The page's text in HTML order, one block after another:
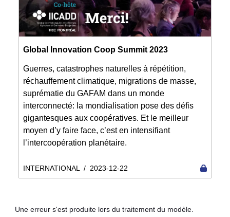
Global Innovation Coop Summit 2023
Guerres, catastrophes naturelles à répétition,
réchauffement climatique, migrations de masse,
suprématie du GAFAM dans un monde
interconnecté: la mondialisation pose des défis
gigantesques aux coopératives. Et le meilleur
moyen d’y faire face, c’est en intensifiant
l’intercoopération planétaire.
INTERNATIONAL / 2023-12-22
Une erreur s'est produite lors du traitement du modèle.